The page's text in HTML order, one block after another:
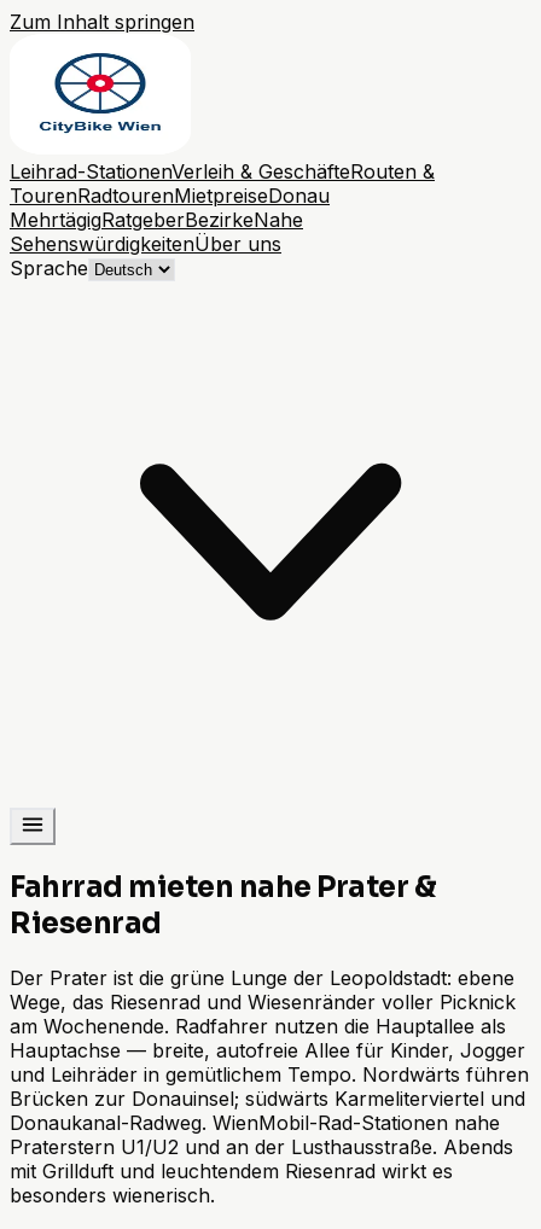
Zum Inhalt springen
Leihrad-StationenVerleih & GeschäfteRouten &
TourenRadtourenMietpreiseDonau
MehrtägigRatgeberBezirkeNahe
SehenswürdigkeitenÜber uns
Sprache
Fahrrad mieten nahe Prater &
Riesenrad
Der Prater ist die grüne Lunge der Leopoldstadt: ebene
Wege, das Riesenrad und Wiesenränder voller Picknick
am Wochenende. Radfahrer nutzen die Hauptallee als
Hauptachse — breite, autofreie Allee für Kinder, Jogger
und Leihräder in gemütlichem Tempo. Nordwärts führen
Brücken zur Donauinsel; südwärts Karmeliterviertel und
Donaukanal-Radweg. WienMobil-Rad-Stationen nahe
Praterstern U1/U2 und an der Lusthausstraße. Abends
mit Grillduft und leuchtendem Riesenrad wirkt es
besonders wienerisch.